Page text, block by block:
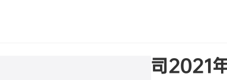
科技股份有限公司2021